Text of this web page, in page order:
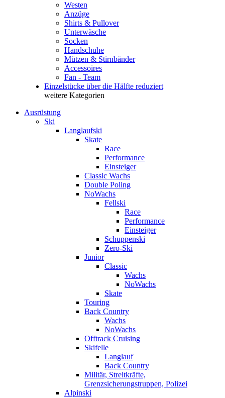
Westen
Anzüge
Shirts & Pullover
Unterwäsche
Socken
Handschuhe
Mützen & Stirnbänder
Accessoires
Fan - Team
Einzelstücke über die Hälfte reduziert
weitere Kategorien
Ausrüstung
Ski
Langlaufski
Skate
Race
Performance
Einsteiger
Classic Wachs
Double Poling
NoWachs
Fellski
Race
Performance
Einsteiger
Schuppenski
Zero-Ski
Junior
Classic
Wachs
NoWachs
Skate
Touring
Back Country
Wachs
NoWachs
Offtrack Cruising
Skifelle
Langlauf
Back Country
Militär, Streitkräfte,
Grenzsicherungstruppen, Polizei
Alpinski